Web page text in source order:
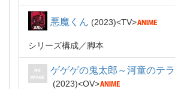
悪魔くん 2023 TV
シリーズ構成 脚本
ゲゲゲの鬼太郎～河童のテ
2023
OV